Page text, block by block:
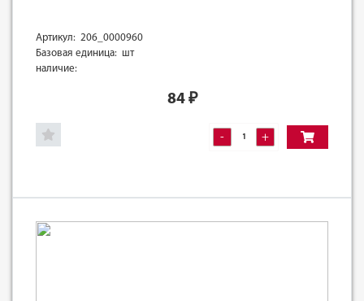
Артикул: 206_0000960
Базовая единица: шт
наличие:
84₽
- +